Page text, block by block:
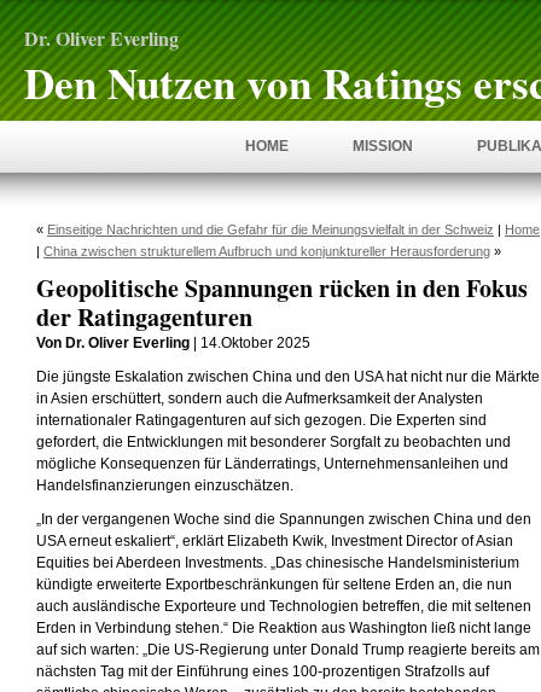
Dr. Oliver Everling
Den Nutzen von Ratings
HOME MISSION
« Einseitige Nachrichten und die Gefahr für die Meinungsvielfalt in der Schweiz | Home
| China zwischen strukturellem Aufbruch und konjunktureller Herausforderung »
Geopolitische Spannungen rücken in den Fokus
der Ratingagenturen
Von Dr. Oliver Everling | 14.Oktober 2025
Die jüngste Eskalation zwischen China und den USA hat nicht nur die Märkte
in Asien erschüttert, sondern auch die Aufmerksamkeit der Analysten
internationaler Ratingagenturen auf sich gezogen. Die Experten sind
gefordert, die Entwicklungen mit besonderer Sorgfalt zu beobachten und
mögliche Konsequenzen für Länderratings, Unternehmensanleihen und
Handelsfinanzierungen einzuschätzen.
„In der vergangenen Woche sind die Spannungen zwischen China und den
USA erneut eskaliert“, erklärt Elizabeth Kwik, Investment Director of Asian
Equities bei Aberdeen Investments. „Das chinesische Handelsministerium
kündigte erweiterte Exportbeschränkungen für seltene Erden an, die nun
auch ausländische Exporteure und Technologien betreffen, die mit seltenen
Erden in Verbindung stehen.“ Die Reaktion aus Washington ließ nicht lange
auf sich warten: „Die US-Regierung unter Donald Trump reagierte bereits am
nächsten Tag mit der Einführung eines 100-prozentigen Strafzolls auf